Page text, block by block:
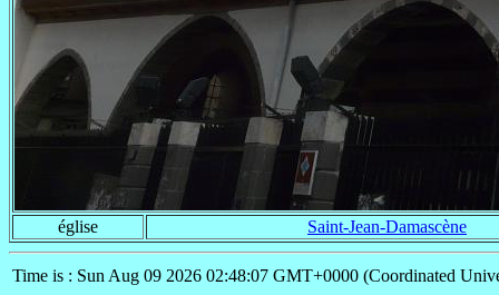
église Saint-Jean-Damascène
Time is : Sun Aug 09 2026 02:48:07 GMT+0000 (Coordinated